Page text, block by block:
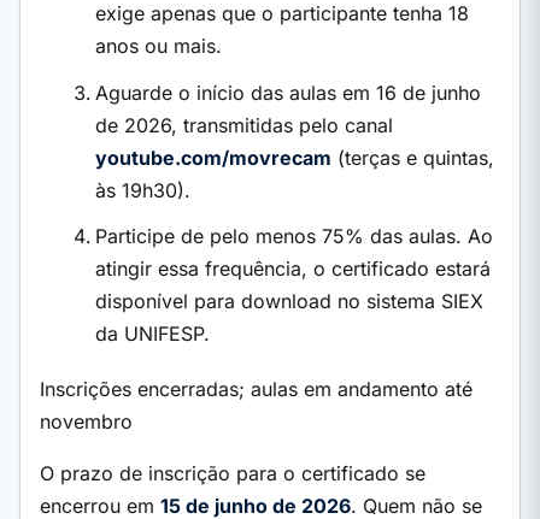
exige apenas que o participante tenha 18
anos ou mais.
Aguarde o início das aulas em 16 de junho
de 2026, transmitidas pelo canal
youtube.com/movrecam (terças e quintas,
às 19h30).
Participe de pelo menos 75% das aulas. Ao
atingir essa frequência, o certificado estará
disponível para download no sistema SIEX
da UNIFESP.
Inscrições encerradas; aulas em andamento até
novembro
O prazo de inscrição para o certificado se
encerrou em 15 de junho de 2026. Quem não se